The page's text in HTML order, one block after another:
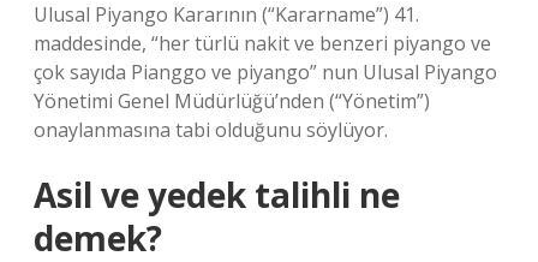
Ulusal Piyango Kararının (“Kararname”) 41.
maddesinde, “her türlü nakit ve benzeri piyango ve
çok sayıda Pianggo ve piyango” nun Ulusal Piyango
Yönetimi Genel Müdürlüğü’nden (“Yönetim”)
onaylanmasına tabi olduğunu söylüyor.
Asil ve yedek talihli ne
demek?